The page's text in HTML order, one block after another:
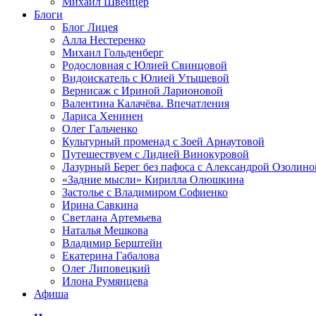
Блоги
Блог Лицея
Алла Нестеренко
Михаил Гольденберг
Родословная с Юлией Свинцовой
Видоискатель с Юлией Утышевой
Вернисаж с Ириной Ларионовой
Валентина Калачёва. Впечатления
Лариса Хенинен
Олег Гальченко
Культурный променад с Зоей Арнаутовой
Путешествуем с Лидией Винокуровой
Лазурный Берег без пафоса с Александрой
«Задние мысли» Кирилла Олюшкина
Застолье с Владимиром Софиенко
Ирина Савкина
Светлана Артемьева
Наталья Мешкова
Владимир Берштейн
Екатерина Габалова
Олег Липовецкий
Илона Румянцева
Афиша